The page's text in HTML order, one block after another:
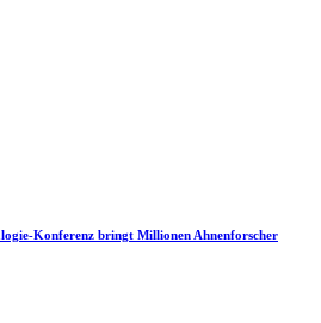
Konferenz bringt Millionen Ahnenforscher